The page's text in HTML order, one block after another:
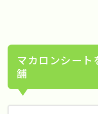
マカロンシート
舗